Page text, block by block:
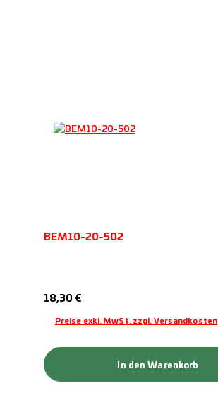
BEM10-20-502
Regulärer Preis:
18,30 €
Preise exkl. MwSt. zzgl. Versandkosten
In den Warenkorb